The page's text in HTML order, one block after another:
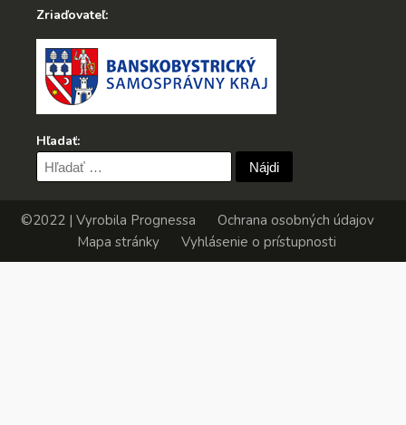
Zriaďovateľ:
Hľadať:
Hľadať:
©2022 | Vyrobila Prognessa
Ochrana osobných údajov
Mapa stránky
Vyhlásenie o prístupnosti